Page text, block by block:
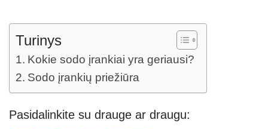
Turinys
Kokie sodo įrankiai yra geriausi?
Sodo įrankių priežiūra
Pasidalinkite su drauge ar draugu: